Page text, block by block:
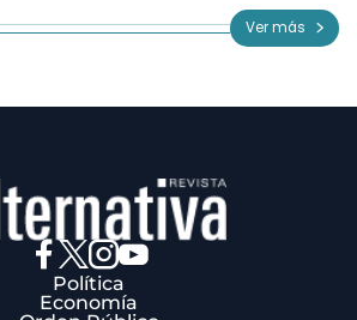
Ver más
Política
Economía